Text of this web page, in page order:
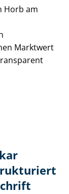
Horb am
Marktwert